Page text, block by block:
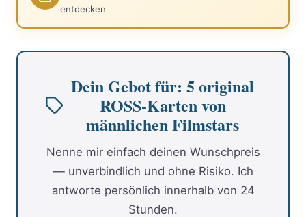
entdecken
Dein Gebot für: 5 original
ROSS-Karten von
männlichen Filmstars
Nenne mir einfach deinen Wunschpreis
— unverbindlich und ohne Risiko. Ich
antworte persönlich innerhalb von 24
Stunden.